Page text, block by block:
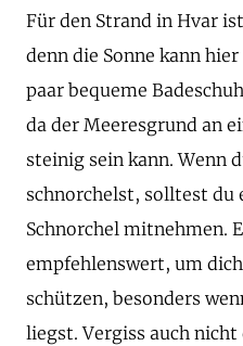
Für den Strand in Hvar
denn die Sonne kann
paar bequeme
da der Meeresgrund an
steinig sein kann. Wenn
schnorchelst, solltest du
Schnorchel mitnehmen.
empfehlenswert, um
schützen, besonders
liegst. Vergiss auch